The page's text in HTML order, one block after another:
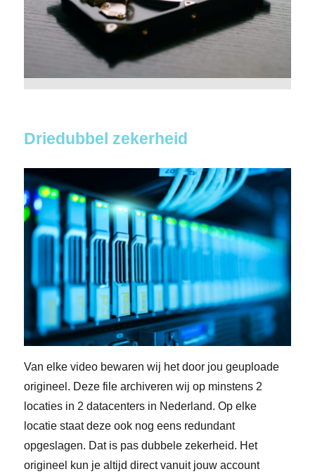
Driedubbel zekerheid
Van elke video bewaren wij het door jou geuploade
origineel. Deze file archiveren wij op minstens 2
locaties in 2 datacenters in Nederland. Op elke
locatie staat deze ook nog eens redundant
opgeslagen. Dat is pas dubbele zekerheid. Het
origineel kun je altijd direct vanuit jouw account